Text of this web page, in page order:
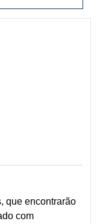
que encontrarão
com